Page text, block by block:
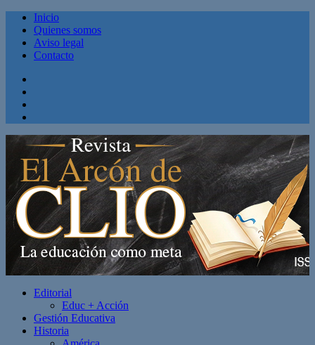
Inicio
Quienes somos
Aviso legal
Contacto
Editorial
Educ + Acción
Gestión Educativa
Historia